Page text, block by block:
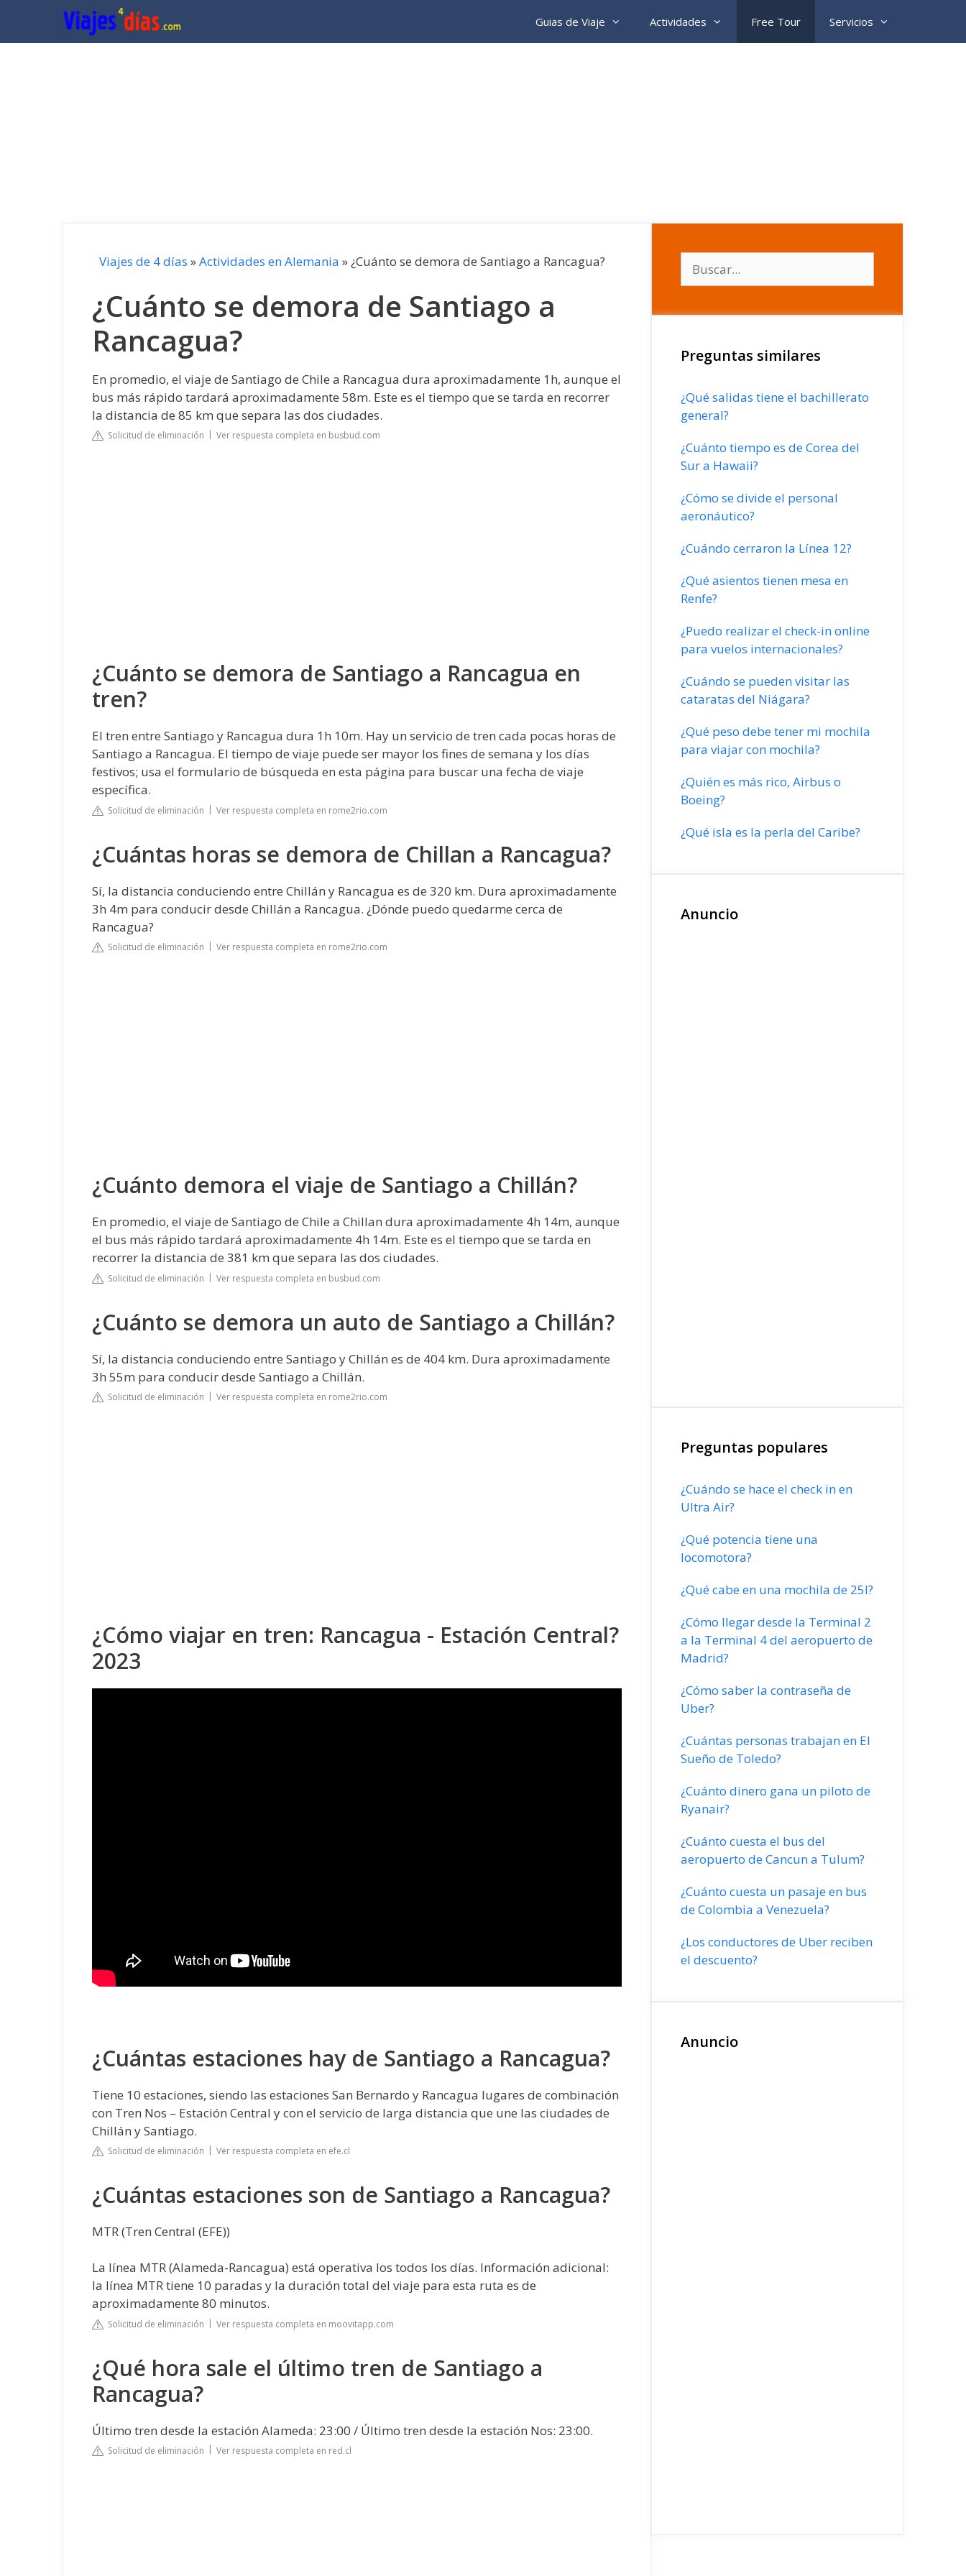
contenido
Guias de Viaje Actividades Free Tour Servicios
Viajes de 4 días »Actividades en Alemania »¿Cuánto se demora de Santiago a Rancagua?
¿Cuánto se demora de Santiago a
Rancagua?
En promedio, el viaje de Santiago de Chile a Rancagua dura aproximadamente 1h, aunque el
bus más rápido tardará aproximadamente 58m. Este es el tiempo que se tarda en recorrer
la distancia de 85 km que separa las dos ciudades.
Solicitud de eliminación Ver respuesta completa en busbud.com
¿Cuánto se demora de Santiago a Rancagua en
tren?
El tren entre Santiago y Rancagua dura 1h 10m. Hay un servicio de tren cada pocas horas de
Santiago a Rancagua. El tiempo de viaje puede ser mayor los fines de semana y los días
festivos; usa el formulario de búsqueda en esta página para buscar una fecha de viaje
específica.
Solicitud de eliminación Ver respuesta completa en rome2rio.com
¿Cuántas horas se demora de Chillan a Rancagua?
Sí, la distancia conduciendo entre Chillán y Rancagua es de 320 km. Dura aproximadamente
3h 4m para conducir desde Chillán a Rancagua. ¿Dónde puedo quedarme cerca de
Rancagua?
Solicitud de eliminación Ver respuesta completa en rome2rio.com
¿Cuánto demora el viaje de Santiago a Chillán?
En promedio, el viaje de Santiago de Chile a Chillan dura aproximadamente 4h 14m, aunque
el bus más rápido tardará aproximadamente 4h 14m. Este es el tiempo que se tarda en
recorrer la distancia de 381 km que separa las dos ciudades.
Solicitud de eliminación Ver respuesta completa en busbud.com
¿Cuánto se demora un auto de Santiago a Chillán?
Sí, la distancia conduciendo entre Santiago y Chillán es de 404 km. Dura aproximadamente
3h 55m para conducir desde Santiago a Chillán.
Solicitud de eliminación Ver respuesta completa en rome2rio.com
¿Cómo viajar en tren: Rancagua - Estación Central?
2023
¿Cuántas estaciones hay de Santiago a Rancagua?
Tiene 10 estaciones, siendo las estaciones San Bernardo y Rancagua lugares de combinación
con Tren Nos – Estación Central y con el servicio de larga distancia que une las ciudades de
Chillán y Santiago.
Solicitud de eliminación Ver respuesta completa en efe.cl
¿Cuántas estaciones son de Santiago a Rancagua?
MTR (Tren Central (EFE))
La línea MTR (Alameda-Rancagua) está operativa los todos los días. Información adicional:
la línea MTR tiene 10 paradas y la duración total del viaje para esta ruta es de
aproximadamente 80 minutos.
Solicitud de eliminación Ver respuesta completa en moovitapp.com
¿Qué hora sale el último tren de Santiago a
Rancagua?
Último tren desde la estación Alameda: 23:00 / Último tren desde la estación Nos: 23:00.
Solicitud de eliminación Ver respuesta completa en red.cl
Preguntas similares
¿Qué salidas tiene el bachillerato
general?
¿Cuánto tiempo es de Corea del
Sur a Hawaii?
¿Cómo se divide el personal
aeronáutico?
¿Cuándo cerraron la Línea 12?
¿Qué asientos tienen mesa en
Renfe?
¿Puedo realizar el check-in online
para vuelos internacionales?
¿Cuándo se pueden visitar las
cataratas del Niágara?
¿Qué peso debe tener mi mochila
para viajar con mochila?
¿Quién es más rico, Airbus o
Boeing?
¿Qué isla es la perla del Caribe?
Anuncio
Preguntas populares
¿Cuándo se hace el check in en
Ultra Air?
¿Qué potencia tiene una
locomotora?
¿Qué cabe en una mochila de 25l?
¿Cómo llegar desde la Terminal 2
a la Terminal 4 del aeropuerto de
Madrid?
¿Cómo saber la contraseña de
Uber?
¿Cuántas personas trabajan en El
Sueño de Toledo?
¿Cuánto dinero gana un piloto de
Ryanair?
¿Cuánto cuesta el bus del
aeropuerto de Cancun a Tulum?
¿Cuánto cuesta un pasaje en bus
de Colombia a Venezuela?
¿Los conductores de Uber reciben
el descuento?
Anuncio